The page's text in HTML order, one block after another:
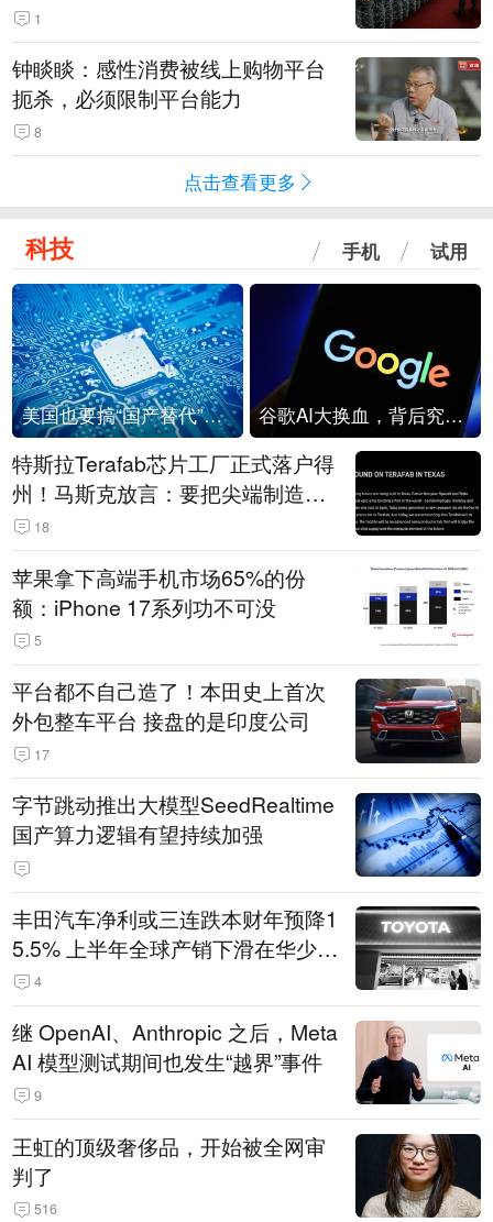
1
钟睒睒：感性消费被线上购物平台
扼杀，必须限制平台能力
8
点击查看更多
科技 手机 试用
美国也要搞“国产替代”？先算清三笔账 谷歌AI大换血，背后究竟发生了什么？
特斯拉Terafab芯片工厂正式落户得
州！马斯克放言：要把尖端制造带
回美国
18
苹果拿下高端手机市场65%的份
额：iPhone 17系列功不可没
5
平台都不自己造了！本田史上首次
外包整车平台 接盘的是印度公司
17
字节跳动推出大模型SeedRealtime
国产算力逻辑有望持续加强
丰田汽车净利或三连跌本财年预降1
5.5% 上半年全球产销下滑在华少卖
14.3万辆
4
继 OpenAI、Anthropic 之后，Meta
AI 模型测试期间也发生“越界”事件
9
王虹的顶级奢侈品，开始被全网审
判了
516